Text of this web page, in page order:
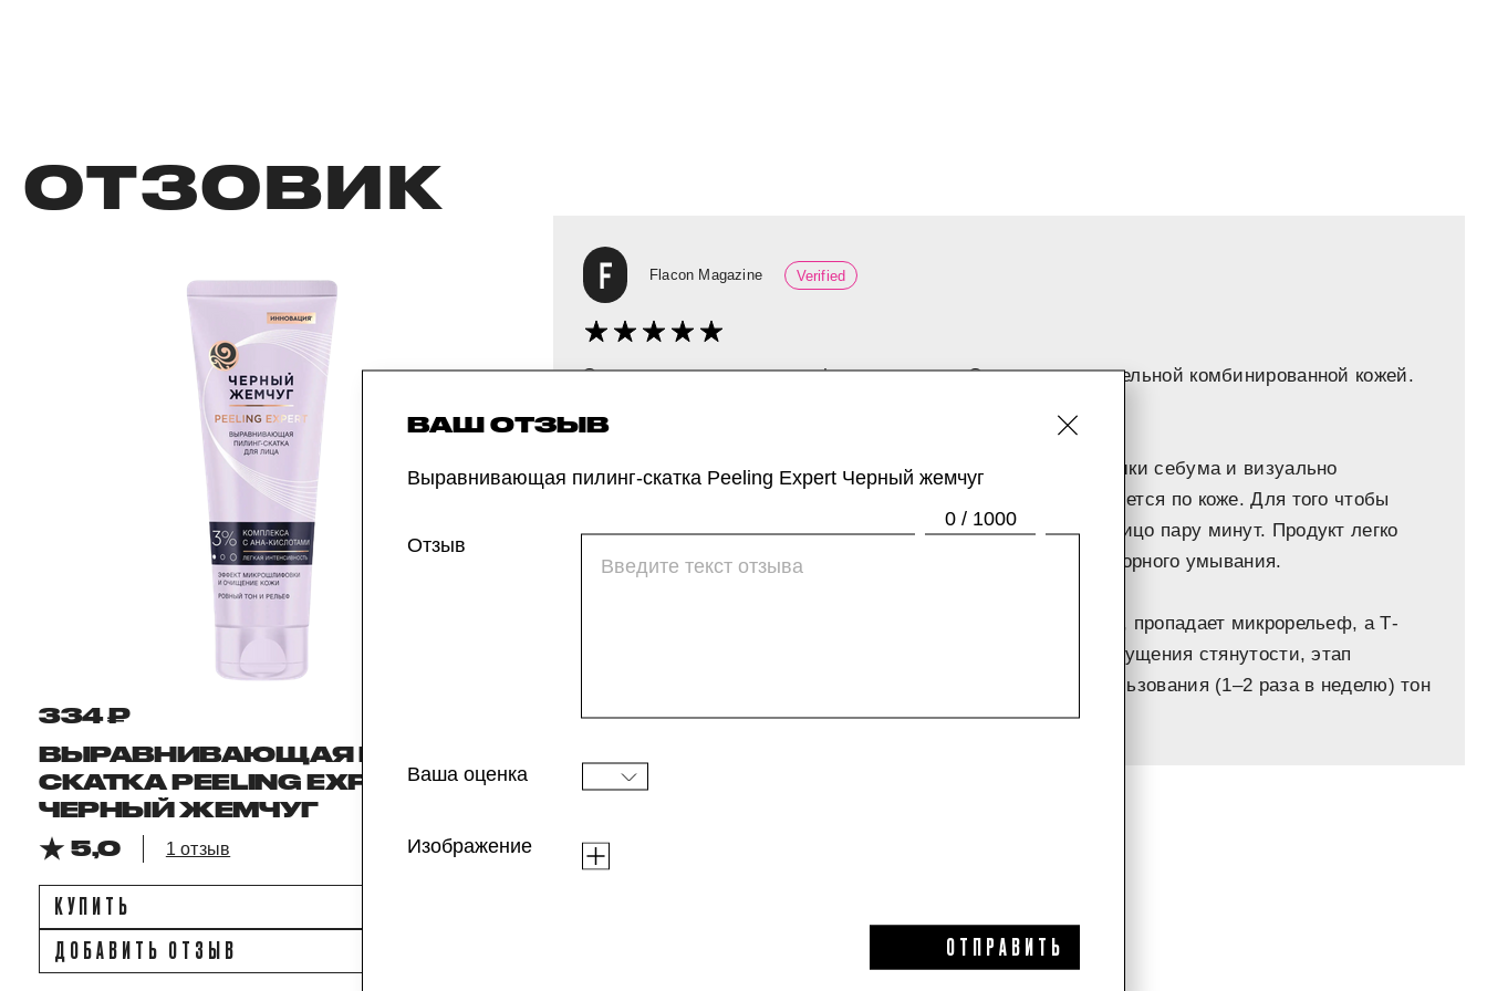
ОТЗОВИК
334 ₽
ВЫРАВНИВАЮЩАЯ ПИЛИНГ-
СКАТКА PEELING EXPERT,
ЧЕРНЫЙ ЖЕМЧУГ
5,0
1 отзыв
КУПИТЬ
ДОБАВИТЬ ОТЗЫВ
ВАШ ОТЗЫВ
Выравнивающая пилинг-скатка Peeling Expert Черный жемчуг
Отзыв
0 / 1000
Ваша оценка
Изображение
ОТПРАВИТЬ
Flacon Magazine Verified
Этот пилинг тестировала фоторедакторка Саша с чувствительной комбинированной кожей.
«Пилинг-скатка хорошо убирает ороговевшие клетки, излишки себума и визуально
уменьшает черные точки. Плотный гель хорошо распределяется по коже. Для того чтобы
образовались целлюлозные гранулы, нужно массировать лицо пару минут. Продукт легко
смывается водой, не оставляет липкости и не требует повторного умывания.
Опыт прежде всего тактильный — кожа становится гладкой, пропадает микрорельеф, а Т-
зона как после полировки. Через пару минут появляется ощущения стянутости, этап
увлажнения лучше не пропускать. После регулярного использования (1–2 раза в неделю) тон
кожи выравнивается и поры заметно сужаются».